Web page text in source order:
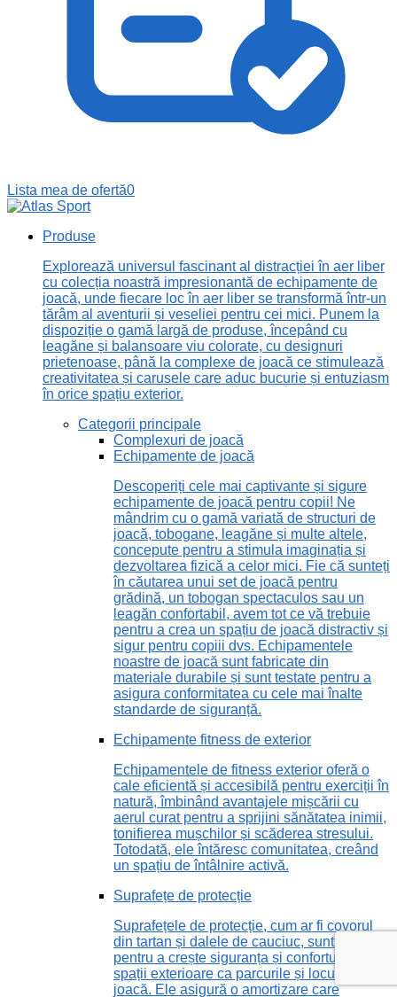
Lista mea de ofertă0
Produse
Explorează universul fascinant al distracției în aer liber
cu colecția noastră impresionantă de echipamente de
joacă, unde fiecare loc în aer liber se transformă într-un
tărâm al aventurii și veseliei pentru cei mici. Punem la
dispoziție o gamă largă de produse, începând cu
leagăne și balansoare viu colorate, cu designuri
prietenoase, până la complexe de joacă ce stimulează
creativitatea și carusele care aduc bucurie și entuziasm
în orice spațiu exterior.
Categorii principale
Complexuri de joacă
Echipamente de joacă
Descoperiți cele mai captivante și sigure
echipamente de joacă pentru copii! Ne
mândrim cu o gamă variată de structuri de
joacă, tobogane, leagăne și multe altele,
concepute pentru a stimula imaginația și
dezvoltarea fizică a celor mici. Fie că sunteți
în căutarea unui set de joacă pentru
grădină, un tobogan spectaculos sau un
leagăn confortabil, avem tot ce vă trebuie
pentru a crea un spațiu de joacă distractiv și
sigur pentru copiii dvs. Echipamentele
noastre de joacă sunt fabricate din
materiale durabile și sunt testate pentru a
asigura conformitatea cu cele mai înalte
standarde de siguranță.
Echipamente fitness de exterior
Echipamentele de fitness exterior oferă o
cale eficientă și accesibilă pentru exerciții în
natură, îmbinând avantajele mișcării cu
aerul curat pentru a sprijini sănătatea inimii,
tonifierea mușchilor și scăderea stresului.
Totodată, ele întăresc comunitatea, creând
un spațiu de întâlnire activă.
Suprafețe de protecție
Suprafețele de protecție, cum ar fi covorul
din tartan și dalele de cauciuc, sunt vitale
pentru a crește siguranța și confortul în
spații exterioare ca parcurile și locurile de
joacă. Ele asigură o amortizare care